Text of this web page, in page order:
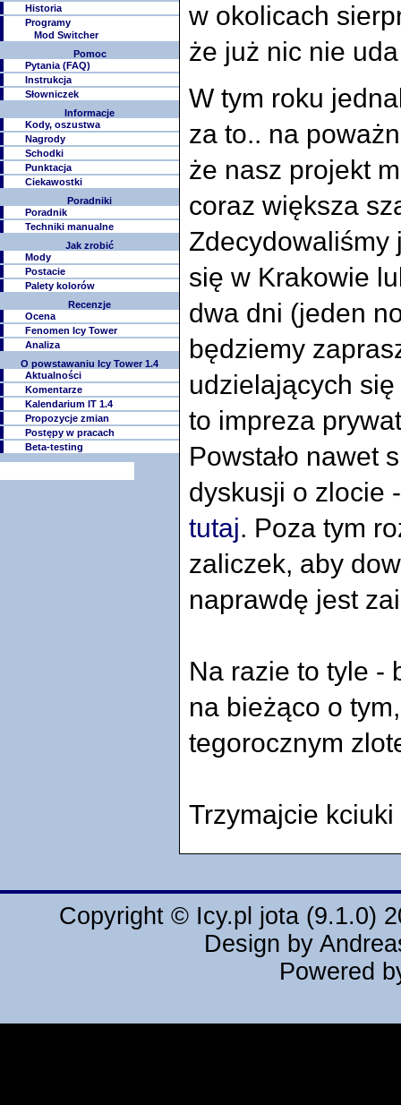
Historia
Programy
Mod Switcher
Pomoc
Pytania (FAQ)
Instrukcja
Słowniczek
Informacje
Kody, oszustwa
Nagrody
Schodki
Punktacja
Ciekawostki
Poradniki
Poradnik
Techniki manualne
Jak zrobić
Mody
Postacie
Palety kolorów
Recenzje
Ocena
Fenomen Icy Tower
Analiza
O powstawaniu Icy Tower 1.4
Aktualności
Komentarze
Kalendarium IT 1.4
Propozycje zmian
Postępy w pracach
Beta-testing
w okolicach
że już nic nie
W tym roku
za to.. na
że nasz projekt
coraz większa
Zdecydowaliśmy
się w Krakowie
dwa dni (jeden
będziemy
udzielających
to impreza
Powstało nawet
dyskusji o zlocie
tutaj. Poza tym
zaliczek, aby
naprawdę jest
Na razie to tyle -
na bieżąco o
tegorocznym
Trzymajcie kciuki
Copyright © Icy.pl jota (9.1.0)
Design by
Powered